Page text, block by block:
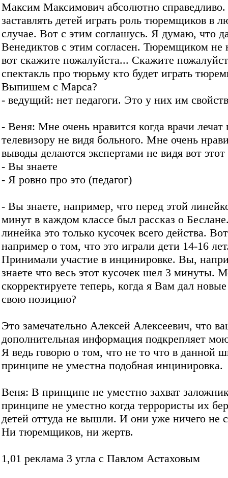
Максим Максимович абсолютно справедливо.
заставлять детей играть роль тюремщиков в
случае. Вот с этим соглашусь. Я думаю, что
Венедиктов с этим согласен. Тюремщиком не
вот скажите пожалуйста... Скажите
спектакль про тюрьму кто будет играть
Выпишем с Марса?
- ведущий: нет педагоги. Это у них им
- Веня: Мне очень нравится когда врачи лечат
телевизору не видя больного. Мне очень
выводы делаются экспертами не видя вот
- Вы знаете
- Я ровно про это (педагог)
- Вы знаете, например, что перед этой
минут в каждом классе был рассказ о
линейка это только кусочек всего действа.
например о том, что это играли дети 14-16
Принимали участие в инцинировке. Вы,
знаете что весь этот кусочек шел 3 минуты.
скорректируете теперь, когда я Вам дал
свою позицию?
Это замечательно Алексей Алексеевич, что
дополнительная информация подкрепляет
Я ведь говорю о том, что не то что в данной
принципе не уместна подобная инцинировка.
Веня: В принципе не уместно захват
принципе не уместно когда террористы их
детей оттуда не вышли. И они уже ничего не
Ни тюремщиков, ни жертв.
1,01 реклама 3 угла с Павлом Астаховым